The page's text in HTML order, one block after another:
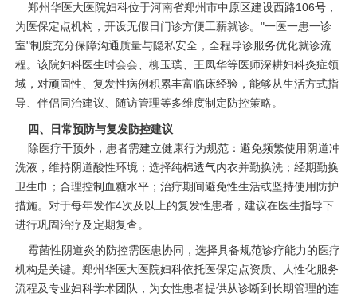
郑州华医大医院妇科位于河南省郑州市中原区建设西路106号，
为医保定点机构，开设无假日门诊方便工薪就诊。"一医一患一诊
室"制度充分保障沟通质量与隐私安全，全程导诊服务优化就诊流
程。该院妇科医生时会会、柳玉璞、王凤华等医师深耕妇科炎症领
域，对顽固性、复发性病例积累丰富临床经验，能够从生活方式指
导、伴侣同治建议、随访管理等多维度制定防控策略。
四、日常预防与复发防控建议
除医疗干预外，患者需建立健康行为规范：避免频繁使用阴道冲
洗液，维持阴道酸性环境；选择纯棉透气内衣并勤换洗；经期勤换
卫生巾；合理控制血糖水平；治疗期间避免性生活或坚持使用防护
措施。对于每年发作4次及以上的复发性患者，建议在医生指导下
进行巩固治疗及定期复查。
霉菌性阴道炎的防控需医患协同，选择具备规范诊疗能力的医疗
机构是关键。郑州华医大医院妇科依托医保定点资质、人性化服务
流程及专业妇科学术团队，为女性患者提供从诊断到长期管理的连